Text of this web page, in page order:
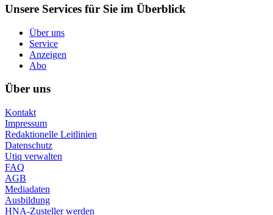
Unsere Services für Sie im Überblick
Über uns
Service
Anzeigen
Abo
Über uns
Kontakt
Impressum
Redaktionelle Leitlinien
Datenschutz
Utiq verwalten
FAQ
AGB
Mediadaten
Ausbildung
HNA-Zusteller werden